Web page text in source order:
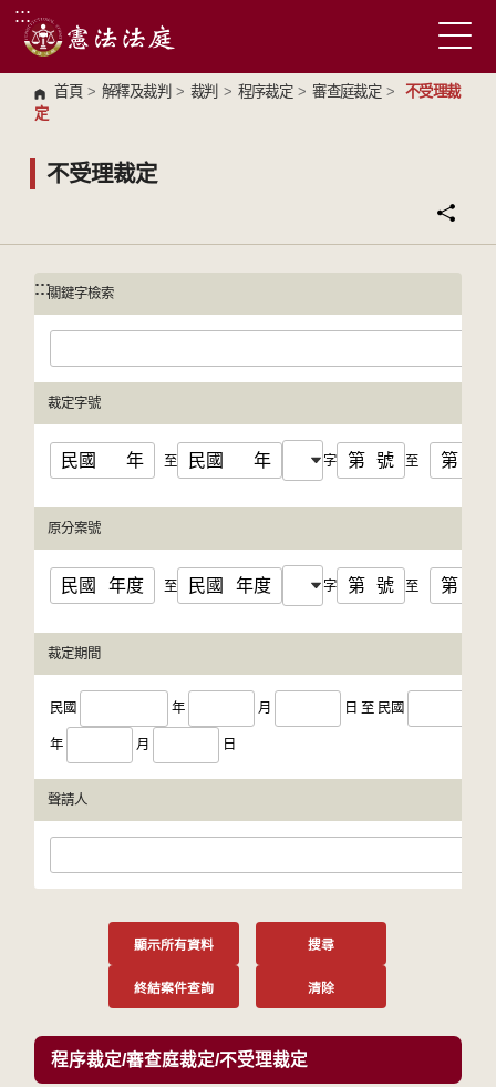
跳到主要內容區塊
:::
首頁 > 解釋及裁判 > 裁判 > 程序裁定 > 審查庭裁定 >
不受理裁
定
不受理裁定
:::
:::關鍵字檢索
裁定字號
民國 年 至 民國 年 字 第 號 至 第
原分案號
民國 年度 至 民國 年度 字 第 號 至 第
裁定期間
民國 年 月 日 至 民國
年 月 日
聲請人
顯示所有資料 搜尋
終結案件查詢 清除
程序裁定/審查庭裁定/不受理裁定